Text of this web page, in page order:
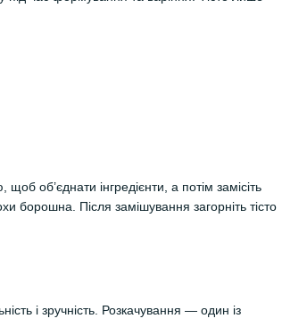
об’єднати інгредієнти, а потім замісіть
Після замішування загорніть тісто
і зручність. Розкачування — один із